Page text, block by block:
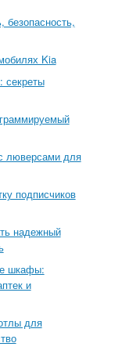
безопасность,
Kia
секреты
люверсами для
подписчиков
надежный
шкафы:
и
для